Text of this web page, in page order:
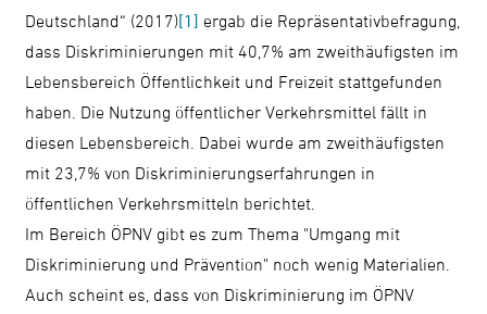
Deutschland“ (2017)[1] ergab die Repräsentativbefragung,
dass Diskriminierungen mit 40,7% am zweithäufigsten im
Lebensbereich Öffentlichkeit und Freizeit stattgefunden
haben. Die Nutzung öffentlicher Verkehrsmittel fällt in
diesen Lebensbereich. Dabei wurde am zweithäufigsten
mit 23,7% von Diskriminierungserfahrungen in
öffentlichen Verkehrsmitteln berichtet.
Im Bereich ÖPNV gibt es zum Thema "Umgang mit
Diskriminierung und Prävention" noch wenig Materialien.
Auch scheint es, dass von Diskriminierung im ÖPNV